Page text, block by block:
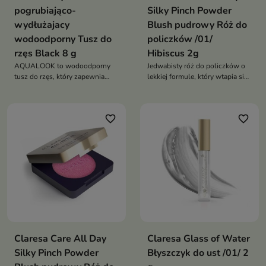
pogrubiająco-
wydłużajacy
wodoodporny Tusz do
rzęs Black 8 g
AQUALOOK to wodoodporny
tusz do rzęs, który zapewnia
Silky Pinch Powder
Blush pudrowy Róż do
policzków /01/
Hibiscus 2g
Jedwabisty róż do policzków o
lekkiej formule, który wtapia się
favorite_border
Claresa Care All Day
Silky Pinch Powder
favorite_border
Claresa Glass of Water
Błyszczyk do ust /01/ 2